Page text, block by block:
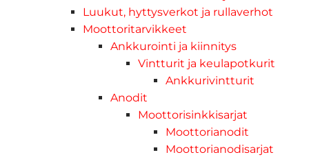
Luukut, hyttysverkot ja rullaverhot
Moottoritarvikkeet
Ankkurointi ja kiinnitys
Vintturit ja keulapotkurit
Ankkurivintturit
Anodit
Moottorisinkkisarjat
Moottorianodit
Moottorianodisarjat